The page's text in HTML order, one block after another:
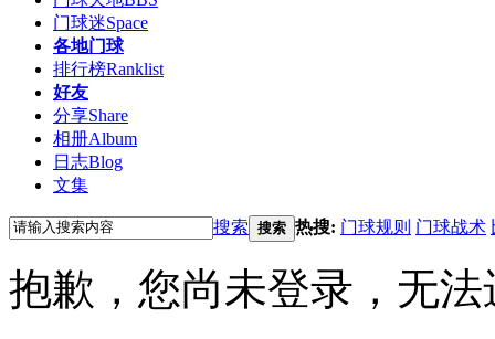
门球迷Space
各地门球
排行榜Ranklist
好友
分享Share
相册Album
日志Blog
文集
搜索 搜索 热搜: 门球规则 门球战术
抱歉，您尚未登录，无